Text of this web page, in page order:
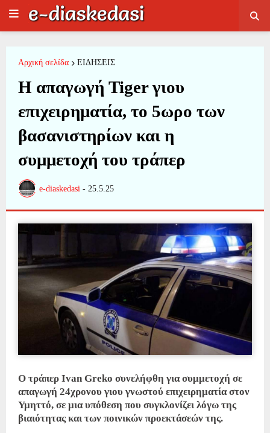
Αρχική σελίδα ΕΙΔΗΣΕΙΣ
Η απαγωγή Tiger γιου
επιχειρηματία, το 5ωρο των
βασανιστηρίων και η
συμμετοχή του τράπερ
e-diaskedasi - 25.5.25
Ο τράπερ Ivan Greko συνελήφθη για συμμετοχή σε
απαγωγή 24χρονου γιου γνωστού επιχειρηματία στον
Υμηττό, σε μια υπόθεση που συγκλονίζει λόγω της
βιαιότητας και των ποινικών προεκτάσεών της.